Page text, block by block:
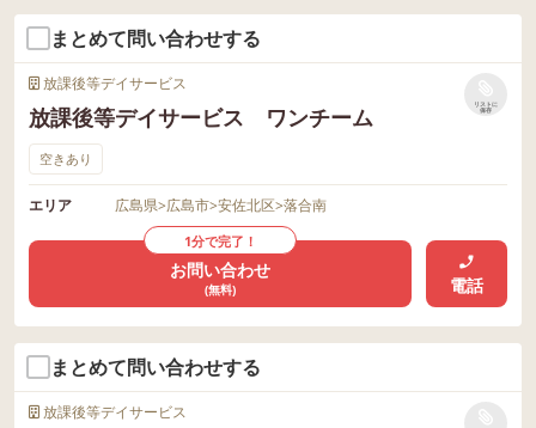
まとめて問い合わせする
放課後等デイサービス
放課後等デイサービス ワンチーム
リストに
保存
空きあり
エリア 広島県>広島市>安佐北区>落合南
1分で完了！
お問い合わせ
(無料) 電話
まとめて問い合わせする
放課後等デイサービス